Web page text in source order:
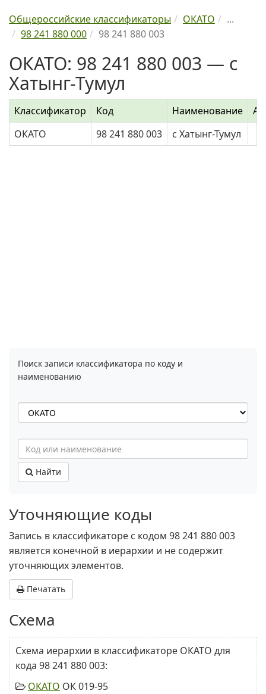
Общероссийские классификаторы ОКАТО
...
98 241 880 000
98 241 880 003
ОКАТО: 98 241 880 003 — с
Хатынг-Тумул
Классификатор Код Наименование
ОКАТО
98 241 880 003 с Хатынг-Тумул
Поиск записи классификатора по коду и
наименованию
Найти
Уточняющие коды
Запись в классификаторе с кодом 98 241 880 003
является конечной в иерархии и не содержит
уточняющих элементов.
Печатать
Схема
Схема иерархии в классификаторе ОКАТО для
кода 98 241 880 003:
ОКАТО ОК 019-95